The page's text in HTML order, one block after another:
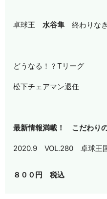
卓球王水谷隼 終わりな
どうなる！？Tリーグ
松下チェアマン退任
最新情報満載！ こだわ
2020.9 VOL.280 卓球王
８００円 税込